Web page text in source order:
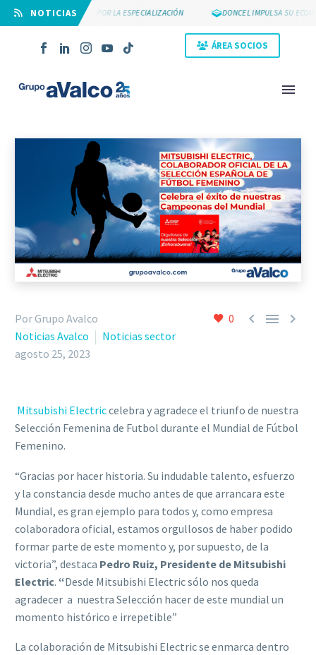
⠀NOTICIAS
SUYCAL 2000 APUESTA POR LA ESPECIALIZACIÓN DONCEL IMPULSA SU
ÁREA SOCIOS
0   
Por Grupo Avalco
Noticias Avalco
Noticias sector
agosto 25, 2023
Mitsubishi Electriccelebra y agradece el triunfo de nuestra
Selección Femenina de Futbol durante el Mundial de Fútbol
Femenino.
“Gracias por hacer historia. Su indudable talento, esfuerzo
y la constancia desde mucho antes de que arrancara este
Mundial, es gran ejemplo para todos y, como empresa
colaboradora oficial, estamos orgullosos de haber podido
formar parte de este momento y, por supuesto, de la
victoria”, destaca Pedro Ruiz, Presidente de Mitsubishi
Electric. “Desde Mitsubishi Electric sólo nos queda
agradecer a nuestra Selección hacer de este mundial un
momento histórico e irrepetible”
La colaboración de Mitsubishi Electric se enmarca dentro